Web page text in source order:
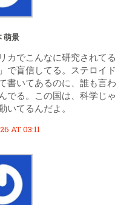
萌景
カでこんなに研究されてる
で盲信してる。ステロイド
書いてあるのに、誰も言わ
でる。この国は、科学じゃ
いてるんだよ。
AT 03:11